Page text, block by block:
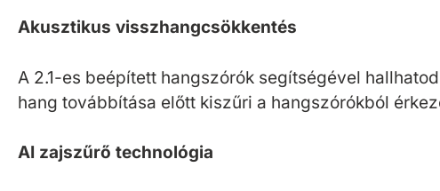
Akusztikus visszhangcsökkentés
A 2.1-es beépített hangszórók segítségével
hang továbbítása előtt kiszűri a hangszórókból
AI zajszűrő technológia